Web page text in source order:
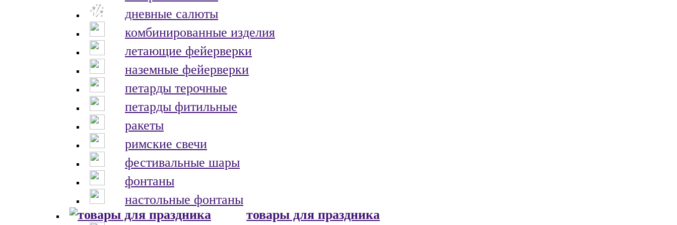
дневные салюты
комбинированные изделия
летающие фейерверки
наземные фейерверки
петарды терочные
петарды фитильные
ракеты
римские свечи
фестивальные шары
фонтаны
настольные фонтаны
товары для праздника